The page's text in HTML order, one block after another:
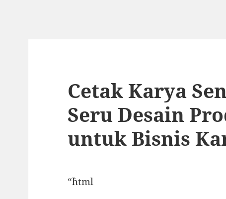
Cetak Karya
Seru Desain
untuk Bisnis
“`html